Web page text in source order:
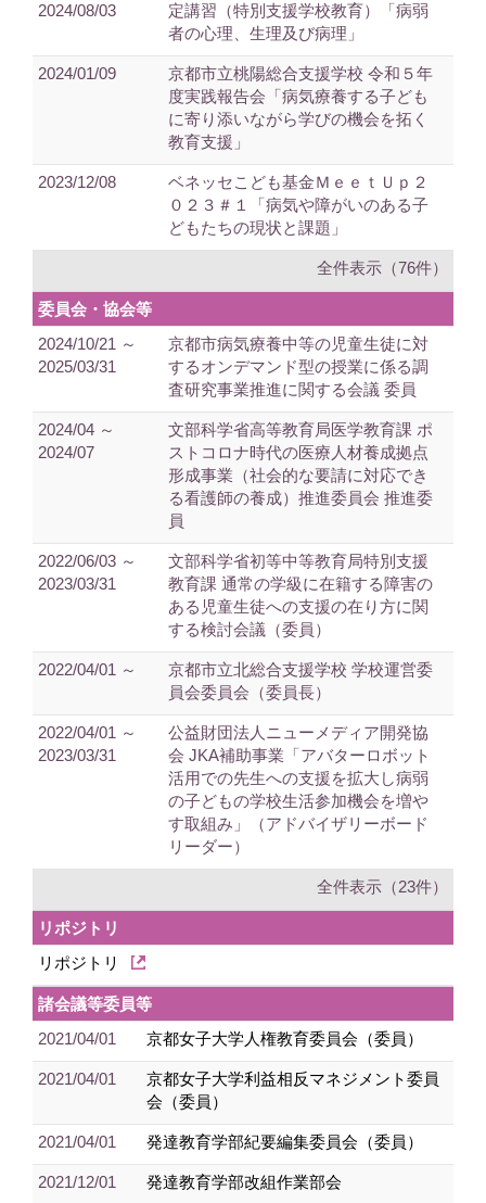
2024/08/03
定講習（特別支援学校教育）「病弱
者の心理、生理及び病理」
2024/01/09
京都市立桃陽総合支援学校 令和５年
度実践報告会「病気療養する子ども
に寄り添いながら学びの機会を拓く
教育支援」
2023/12/08
ベネッセこども基金ＭｅｅｔＵｐ２
０２３＃１「病気や障がいのある子
どもたちの現状と課題」
全件表示（76件）
委員会・協会等
2024/10/21 ～
2025/03/31
京都市病気療養中等の児童生徒に対
するオンデマンド型の授業に係る調
査研究事業推進に関する会議 委員
2024/04 ～
2024/07
文部科学省高等教育局医学教育課 ポ
ストコロナ時代の医療人材養成拠点
形成事業（社会的な要請に対応でき
る看護師の養成）推進委員会 推進委
員
2022/06/03 ～
2023/03/31
文部科学省初等中等教育局特別支援
教育課 通常の学級に在籍する障害の
ある児童生徒への支援の在り方に関
する検討会議（委員）
2022/04/01 ～
京都市立北総合支援学校 学校運営委
員会委員会（委員長）
2022/04/01 ～
2023/03/31
公益財団法人ニューメディア開発協
会 JKA補助事業「アバターロボット
活用での先生への支援を拡大し病弱
の子どもの学校生活参加機会を増や
す取組み」（アドバイザリーボード
リーダー）
全件表示（23件）
リポジトリ
リポジトリ
諸会議等委員等
2021/04/01
京都女子大学人権教育委員会（委員）
2021/04/01
京都女子大学利益相反マネジメント委員
会（委員）
2021/04/01 発達教育学部紀要編集委員会（委員）
2021/12/01 発達教育学部改組作業部会